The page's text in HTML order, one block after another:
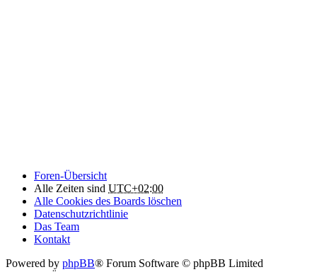
Foren-Übersicht
Alle Zeiten sind UTC+02:00
Alle Cookies des Boards löschen
Datenschutzrichtlinie
Das Team
Kontakt
Powered by phpBB® Forum Software © phpBB Limited